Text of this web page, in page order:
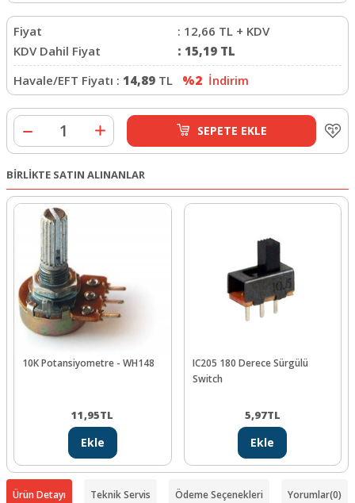
Fiyat : 12,66 TL + KDV
KDV Dahil Fiyat
: 15,19 TL
Havale/EFT Fiyatı : 14,89 TL %2 İndirim
SEPETE EKLE
BİRLİKTE SATIN ALINANLAR
10K Potansiyometre - WH148
11,95TL
Ekle
IC205 180 Derece Sürgülü
Switch
5,97TL
Ekle
Ürün Detayı Teknik Servis Ödeme Seçenekleri Yorumlar(0)